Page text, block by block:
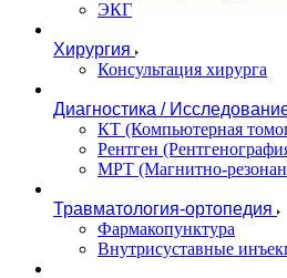
ЭКГ
Хирургия
Консультация хирурга
Диагностика /
КТ (Компьютерная
Рентген
МРТ (Магнитно-
Травматология-ортопедия
Фармакопунктура
Внутрисуставные